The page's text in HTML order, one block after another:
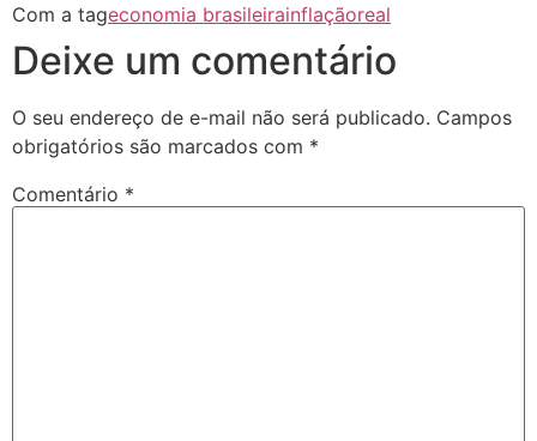
Com a tageconomia brasileirainflaçãoreal
Deixe um comentário
O seu endereço de e-mail não será publicado. Campos
obrigatórios são marcados com *
Comentário *